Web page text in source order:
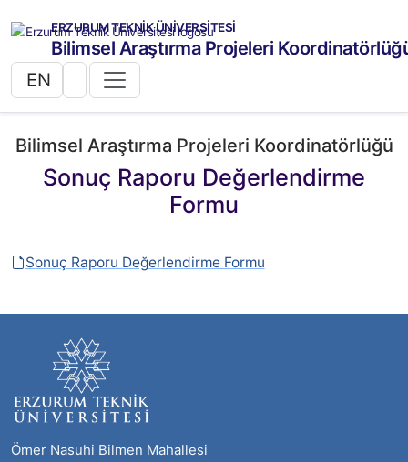
ERZURUM TEKNİK ÜNİVERSİTESİ
Bilimsel Araştırma Projeleri
EN
Bilimsel Araştırma Projeleri Koordinatörlüğü
Sonuç Raporu Değerlendirme
Formu
Sonuç Raporu Değerlendirme Formu
Ömer Nasuhi Bilmen Mahallesi